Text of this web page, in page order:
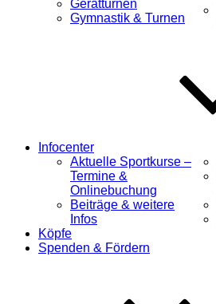
Gerätturnen
Gymnastik & Turnen
Infocenter
Aktuelle Sportkurse –
Termine &
Onlinebuchung
Beiträge & weitere
Infos
Köpfe
Spenden & Fördern